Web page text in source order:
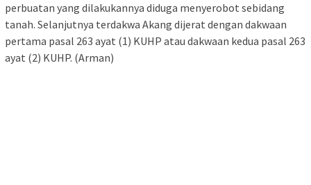
perbuatan yang dilakukannya diduga menyerobot sebidang
tanah. Selanjutnya terdakwa Akang dijerat dengan dakwaan
pertama pasal 263 ayat (1) KUHP atau dakwaan kedua pasal 263
ayat (2) KUHP. (Arman)